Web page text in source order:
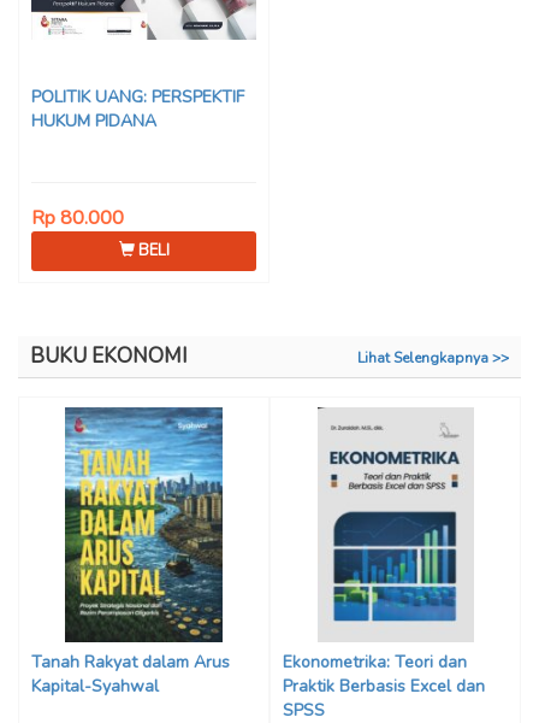
POLITIK UANG: PERSPEKTIF
HUKUM PIDANA
Rp 80.000
BELI
BUKU EKONOMI Lihat Selengkapnya >>
Tanah Rakyat dalam Arus
Kapital-Syahwal
Ekonometrika: Teori dan
Praktik Berbasis Excel dan
SPSS